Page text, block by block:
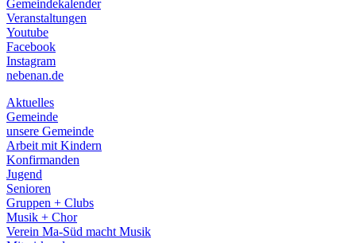
sub
menu
Gemeindekalender
Veranstaltungen
Youtube
Facebook
Instagram
nebenan.de
Aktuelles
Gemeinde
unsere Gemeinde
Arbeit mit Kindern
Konfirmanden
Jugend
Senioren
Gruppen + Clubs
Musik + Chor
Verein Ma-Süd macht Musik